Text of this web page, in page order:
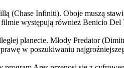
Infiniti). Oboje muszą
występują również Benicio
planecie. Młody Predator
w poszukiwaniu